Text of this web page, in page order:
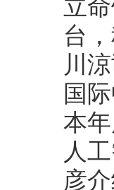
立
台
川 涼
国
本
人
彦